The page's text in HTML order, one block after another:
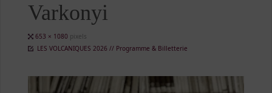
Varkonyi
Full
size
653 × 1080 pixels
LES VOLCANIQUES 2026 // Programme & Billetterie